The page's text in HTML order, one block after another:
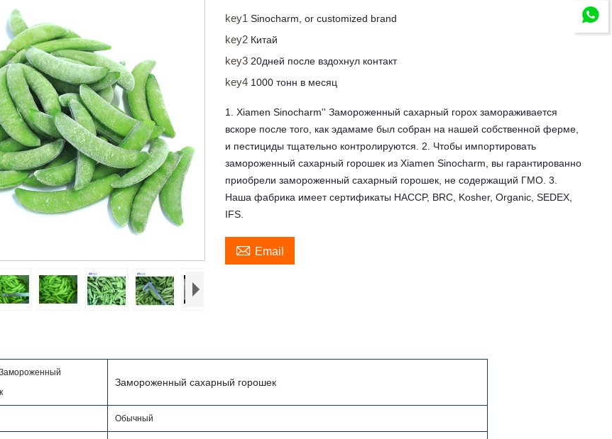

key1 Sinocharm, or customized brand
key2 Китай
key3 20дней после вздохнул контакт
key4 1000 тонн в месяц
1. Xiamen Sinocharm'' Замороженный сахарный горох замораживается
вскоре после того, как эдамаме был собран на нашей собственной ферме,
и пестициды тщательно контролируются. 2. Чтобы импортировать
замороженный сахарный горошек из Xiamen Sinocharm, вы гарантированно
приобрели замороженный сахарный горошек, не содержащий ГМО. 3.
Наша фабрика имеет сертификаты HACCP, BRC, Kosher, Organic, SEDEX,
IFS.
 Email
Замороженный сахарный горошек
Обычный